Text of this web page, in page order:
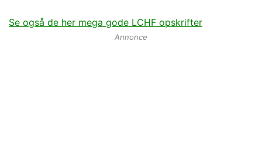
Se også de her mega gode LCHF opskrifter
Annonce